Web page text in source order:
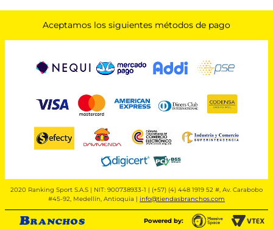
Aceptamos los siguientes métodos de pago
2020 Ranking Sport S.A.S | NIT: 900738933-1 | (+57) (4) 448 1919 52 #, Av. Carabobo
#45-92, Medellín, Antioquia | info@tiendasbranchos.com
Powered by: